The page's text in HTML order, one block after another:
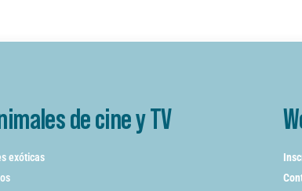
de cine y TV
exóticas